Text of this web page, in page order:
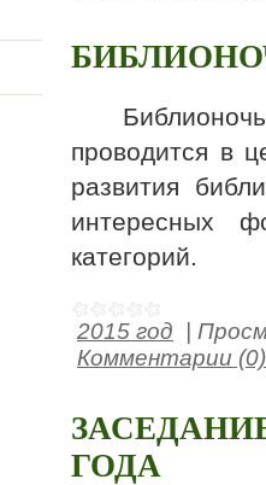
Библионочь-
проводится в
развития
интересных
категорий.
2015 год
Комментарии (0)
ГОДА